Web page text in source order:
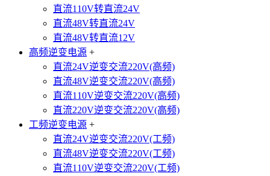
直流110V转直流24V
直流48V转直流24V
直流48V转直流12V
高频逆变电源 +
直流24V逆变交流220V(高频)
直流48V逆变交流220V(高频)
直流110V逆变交流220V(高频)
直流220V逆变交流220V(高频)
工频逆变电源 +
直流24V逆变交流220V(工频)
直流48V逆变交流220V(工频)
直流110V逆变交流220V(工频)